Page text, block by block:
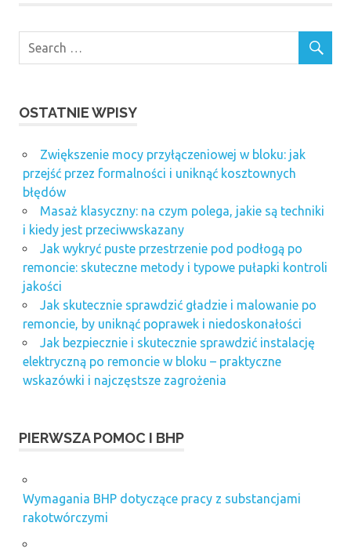
OSTATNIE WPISY
Zwiększenie mocy przyłączeniowej w bloku: jak
przejść przez formalności i uniknąć kosztownych
błędów
Masaż klasyczny: na czym polega, jakie są techniki
i kiedy jest przeciwwskazany
Jak wykryć puste przestrzenie pod podłogą po
remoncie: skuteczne metody i typowe pułapki kontroli
jakości
Jak skutecznie sprawdzić gładzie i malowanie po
remoncie, by uniknąć poprawek i niedoskonałości
Jak bezpiecznie i skutecznie sprawdzić instalację
elektryczną po remoncie w bloku – praktyczne
wskazówki i najczęstsze zagrożenia
PIERWSZA POMOC I BHP
Wymagania BHP dotyczące pracy z substancjami
rakotwórczymi